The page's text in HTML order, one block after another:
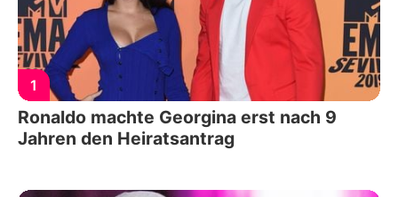
1
Ronaldo machte Georgina erst nach 9
Jahren den Heiratsantrag